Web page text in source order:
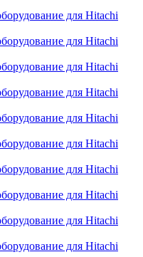
для Hitachi
для Hitachi
для Hitachi
для Hitachi
для Hitachi
для Hitachi
для Hitachi
для Hitachi
для Hitachi
для Hitachi